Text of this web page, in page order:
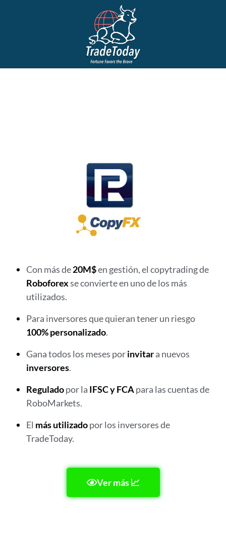
Con más de20M$en gestión, el copytrading de
Roboforexse convierte en uno de los más
utilizados.
Para inversores que quieran tener un riesgo
100% personalizado.
Gana todos los meses porinvitara nuevos
inversores.
Reguladopor la IFSC y FCApara las cuentas de
RoboMarkets.
El más utilizadopor los inversores de
TradeToday.
Ver más 📈